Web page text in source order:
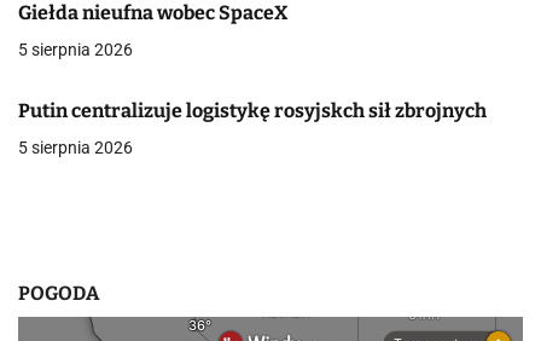
w
i
Giełda nieufna wobec SpaceX
5 sierpnia 2026
Putin centralizuje logistykę rosyjskch sił zbrojnych
5 sierpnia 2026
POGODA